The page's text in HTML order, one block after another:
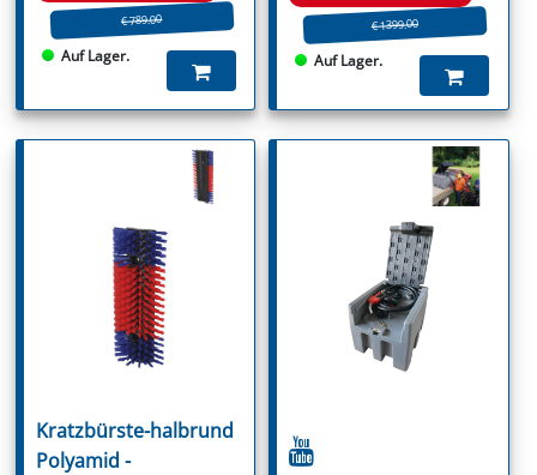
€ 789.00
Auf Lager.
€ 1399.00
Auf Lager.
Kratzbürste-halbrund
Polyamid -